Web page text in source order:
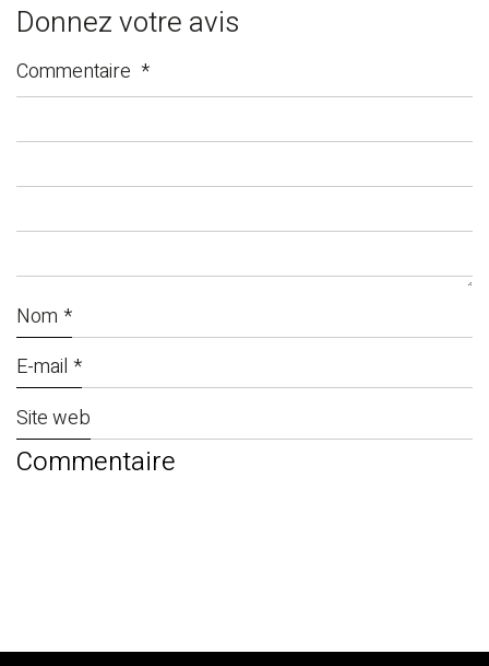
Donnez votre avis
Commentaire *
Nom *
E-mail *
Site web